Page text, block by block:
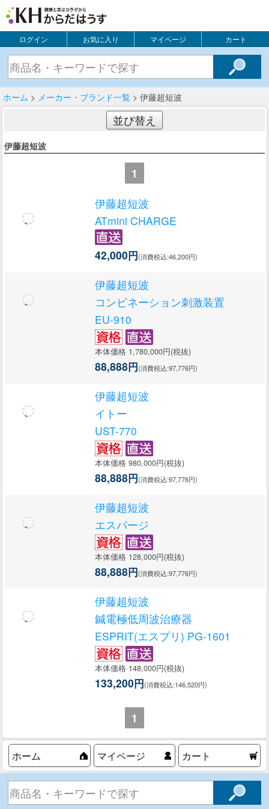
ログイン お気に入り マイページ カート
ホーム > メーカー・ブランド一覧 > 伊藤超短波
並び替え
伊藤超短波
1
伊藤超短波
ATmini CHARGE
42,000円(消費税込:46,200円)
伊藤超短波
コンビネーション刺激装置
EU-910
本体価格 1,780,000円(税抜)
88,888円(消費税込:97,776円)
伊藤超短波
イトー
UST-770
本体価格 980,000円(税抜)
88,888円(消費税込:97,776円)
伊藤超短波
エスパージ
本体価格 128,000円(税抜)
88,888円(消費税込:97,776円)
伊藤超短波
鍼電極低周波治療器
ESPRIT(エスプリ) PG-1601
本体価格 148,000円(税抜)
133,200円(消費税込:146,520円)
1
ホーム マイページ カート